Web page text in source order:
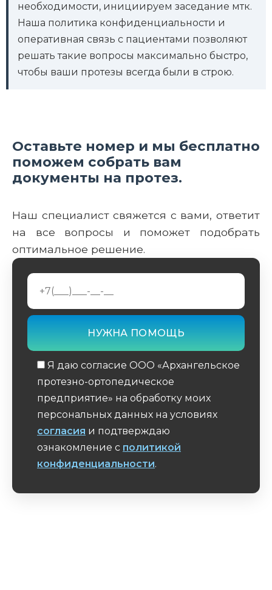
необходимости, инициируем заседание мтк.
Наша политика конфиденциальности и
оперативная связь с пациентами позволяют
решать такие вопросы максимально быстро,
чтобы ваши протезы всегда были в строю.
Оставьте номер и мы бесплатно
поможем собрать вам
документы на протез.
Наш специалист свяжется с вами, ответит
на все вопросы и поможет подобрать
оптимальное решение.
Я даю согласие ООО «Архангельское
протезно-ортопедическое
предприятие» на обработку моих
персональных данных на условиях
согласия и подтверждаю
ознакомление с политикой
конфиденциальности.